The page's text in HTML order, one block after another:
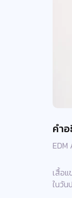
คำ
เสื้อ
ในวั